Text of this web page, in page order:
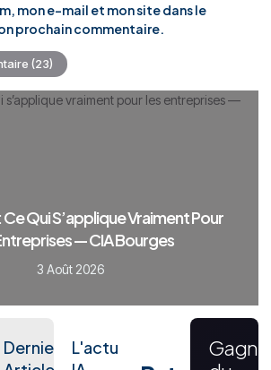
mon e-mail et mon site dans le
prochain commentaire.
Qui S’applique Vraiment Pour
— CIA Bourges
3 Août 2026
Derniers
L'actu